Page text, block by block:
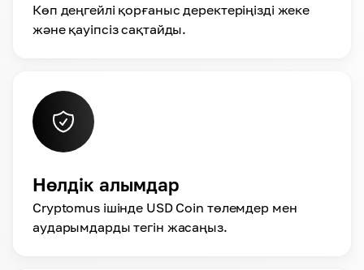
Көп деңгейлі қорғаныс деректеріңізді жеке
және қауіпсіз сақтайды.
Нөлдік алымдар
Cryptomus ішінде USD Coin төлемдер мен
аударымдарды тегін жасаңыз.